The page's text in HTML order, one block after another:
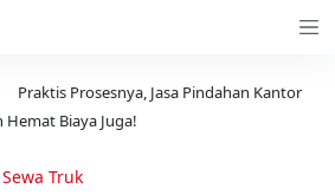
Praktis Prosesnya, Jasa Pindahan Kantor
Hemat Biaya Juga!
Sewa Truk